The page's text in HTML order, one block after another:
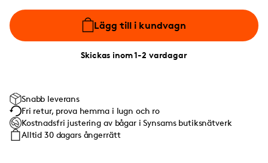
Lägg till i kundvagn
Skickas inom 1-2 vardagar
Snabb leverans
Fri retur, prova hemma i lugn och ro
Kostnadsfri justering av bågar i Synsams butiksnätverk
Alltid 30 dagars ångerrätt